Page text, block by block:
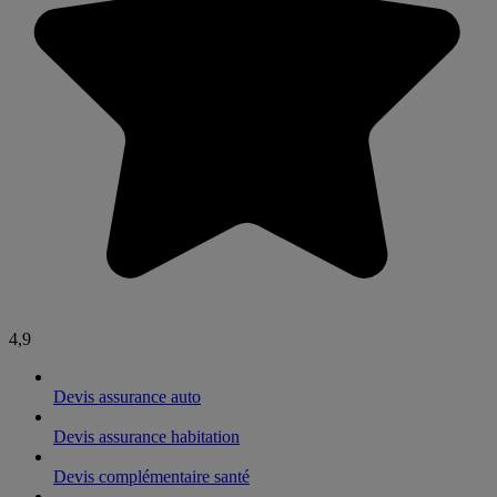
4,9
Devis assurance auto
Devis assurance habitation
Devis complémentaire santé